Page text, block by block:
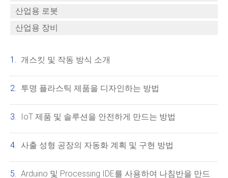
산업용 로봇
산업용 장비
개스킷 및 작동 방식 소개
투명 플라스틱 제품을 디자인하는 방법
IoT 제품 및 솔루션을 안전하게 만드는 방법
사출 성형 공장의 자동화 계획 및 구현 방법
Arduino 및 Processing IDE를 사용하여 나침반을 만드